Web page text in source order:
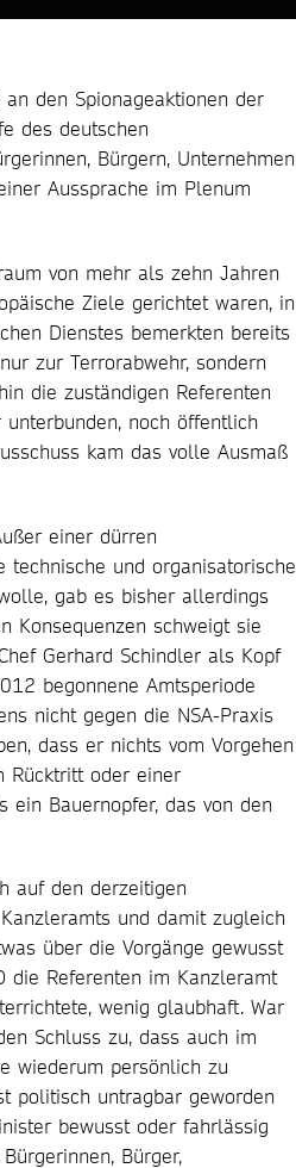
den Spionageaktionen der
des deutschen
Bürgern, Unternehmen
Aussprache im Plenum
von mehr als zehn Jahren
Ziele gerichtet waren, in
Dienstes bemerkten bereits
zur Terrorabwehr, sondern
die zuständigen Referenten
noch öffentlich
kam das volle Ausmaß
einer dürren
technische und organisatorische
gab es bisher allerdings
Konsequenzen schweigt sie
Gerhard Schindler als Kopf
begonnene Amtsperiode
nicht gegen die NSA-Praxis
dass er nichts vom Vorgehen
Rücktritt oder einer
Bauernopfer, das von den
auf den derzeitigen
und damit zugleich
über die Vorgänge gewusst
die Referenten im Kanzleramt
wenig glaubhaft. War
Schluss zu, dass auch im
wiederum persönlich zu
politisch untragbar geworden
bewusst oder fahrlässig
Bürger,